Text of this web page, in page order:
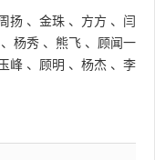
扬 、 金珠 、 方方 、 闫
、 杨秀 、 熊飞 、 顾闻一
峰 、 顾明 、 杨杰 、 李